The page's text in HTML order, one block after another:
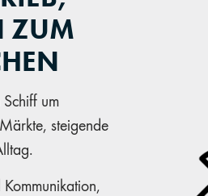
ZUM
um
steigende